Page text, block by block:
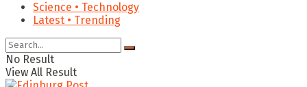
Science • Technology
Latest • Trending
No Result
View All Result